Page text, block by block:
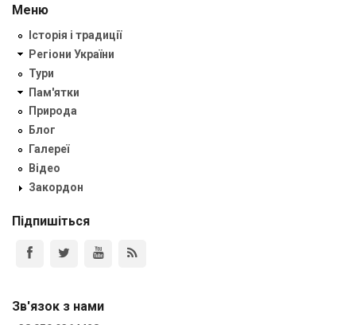
Меню
Історія і традиції
Регіони України
Тури
Пам'ятки
Природа
Блог
Галереї
Відео
Закордон
Підпишіться
Зв'язок з нами